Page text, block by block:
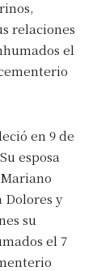
relaciones
el
en 9 de
esposa
Dolores y
su
el 7